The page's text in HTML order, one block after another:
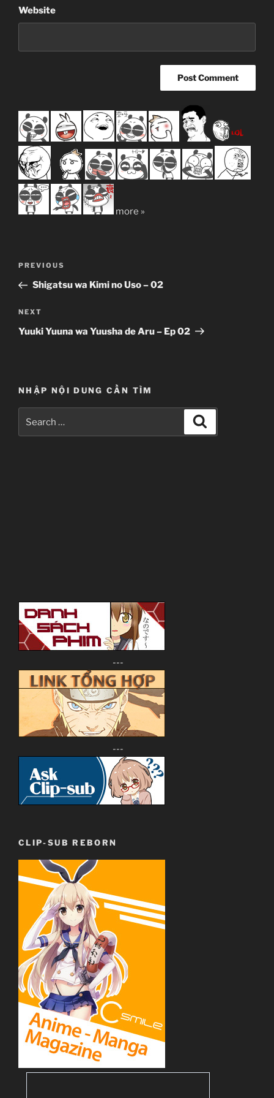
Website
more »
Previous
Post
PREVIOUS
Shigatsu wa Kimi no Uso – 02
Next
Post
NEXT
Yuuki Yuuna wa Yuusha de Aru – Ep 02
NHẬP NỘI DUNG CẦN TÌM
for:
---
---
CLIP-SUB REBORN